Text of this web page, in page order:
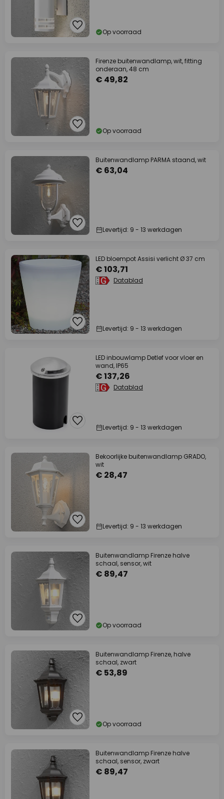
Op voorraad
Firenze buitenwandlamp, wit, fitting
onderaan, 48 cm
€ 49,82
Op voorraad
Buitenwandlamp PARMA staand, wit
€ 63,04
Levertijd: 9 - 13 werkdagen
LED bloempot Assisi verlicht Ø 37 cm
€ 103,71
Datablad
Levertijd: 9 - 13 werkdagen
LED inbouwlamp Detlef voor vloer en
wand, IP65
€ 137,26
Datablad
Levertijd: 9 - 13 werkdagen
Bekoorlijke buitenwandlamp GRADO,
wit
€ 28,47
Levertijd: 9 - 13 werkdagen
Buitenwandlamp Firenze halve
schaal, sensor, wit
€ 89,47
Op voorraad
Buitenwandlamp Firenze, halve
schaal, zwart
€ 53,89
Op voorraad
Buitenwandlamp Firenze halve
schaal, sensor, zwart
€ 89,47